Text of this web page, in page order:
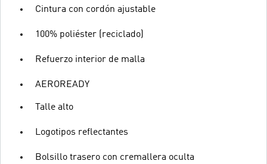
Cintura con cordón ajustable
100% poliéster (reciclado)
Refuerzo interior de malla
AEROREADY
Talle alto
Logotipos reflectantes
Bolsillo trasero con cremallera oculta